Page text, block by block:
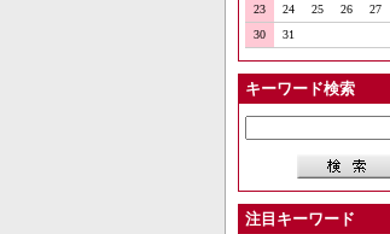
23
24 25 26 27
30
31
キーワード検索
注目キーワード